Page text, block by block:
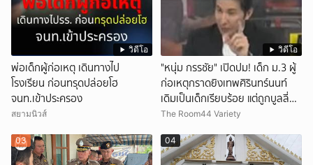
วิดีโอ
พ่อเด็กผู้ก่อเหตุ เดินทางไป
โรงเรียน ก่อนทรุดปล่อยโฮ
จนท.เข้าประครอง
สยามนิวส์
วิดีโอ
"หนุ่ม กรรชัย" เปิดปม! เด็ก ม.3 ผู้
ก่อเหตุกราดยิงเทพศิรินทร์นนท์
เดิมเป็นเด็กเรียบร้อย แต่ถูกบูลลี่
หนัก คาดแรงกดดันสะสมกลายเป็น
The Room44 Variety
03 04